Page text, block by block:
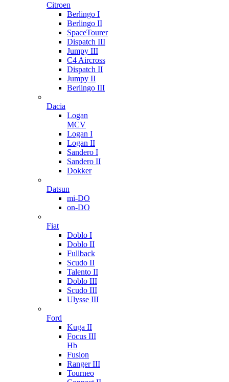
Citroen
Berlingo I
Berlingo II
SpaceTourer
Dispatch III
Jumpy III
C4 Aircross
Dispatch II
Jumpy II
Berlingo III
Dacia
Logan
MCV
Logan I
Logan II
Sandero I
Sandero II
Dokker
Datsun
mi-DO
on-DO
Fiat
Doblo I
Doblo II
Fullback
Scudo II
Talento II
Doblo III
Scudo III
Ulysse III
Ford
Kuga II
Focus III
Hb
Fusion
Ranger III
Tourneo